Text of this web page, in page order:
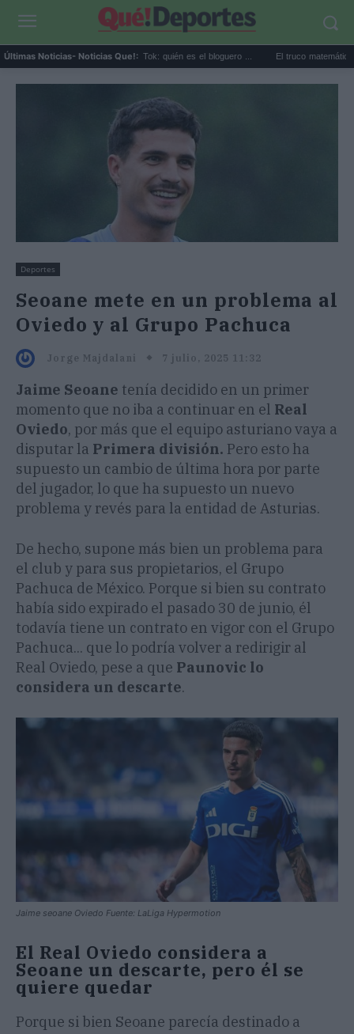
Últimas Noticias- Noticias Que!:
Perez Hilton directo TikTok: quién es el bloguero ... El truco matemático para
Deportes
Seoane mete en un problema al
Oviedo y al Grupo Pachuca
Jorge Majdalani 7 julio, 2025 11:32
Jaime Seoane tenía decidido en un primer
momento que no iba a continuar en el Real
Oviedo, por más que el equipo asturiano vaya a
disputar la Primera división. Pero esto ha
supuesto un cambio de última hora por parte
del jugador, lo que ha supuesto un nuevo
problema y revés para la entidad de Asturias.
De hecho, supone más bien un problema para
el club y para sus propietarios, el Grupo
Pachuca de México. Porque si bien su contrato
había sido expirado el pasado 30 de junio, él
todavía tiene un contrato en vigor con el Grupo
Pachuca... que lo podría volver a redirigir al
Real Oviedo, pese a que Paunovic lo
considera un descarte.
Jaime seoane Oviedo Fuente: LaLiga Hypermotion
El Real Oviedo considera a
Seoane un descarte, pero él se
quiere quedar
Porque si bien Seoane parecía destinado a